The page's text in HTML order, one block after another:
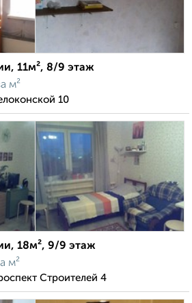
11м², 8/9 этаж
м²
10
18м², 9/9 этаж
м²
Строителей 4